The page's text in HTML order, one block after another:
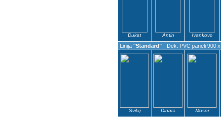
Dukat Antin Ivankovo
Linija "Standard" - Dek. PVC paneli 900
Svilaj Dinara Mosor